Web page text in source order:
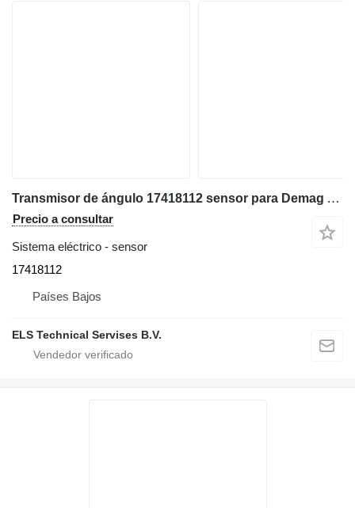
Transmisor de ángulo 17418112 sensor para Demag AC80, AC110, AC140, AC160, AC200, AC300 grúa móvil
Precio a consultar
Sistema eléctrico - sensor
17418112
Países Bajos
ELS Technical Servises B.V.